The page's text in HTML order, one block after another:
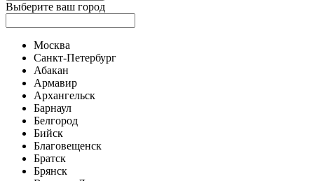
Выберите ваш город
Москва
Санкт-Петербург
Абакан
Армавир
Архангельск
Барнаул
Белгород
Бийск
Благовещенск
Братск
Брянск